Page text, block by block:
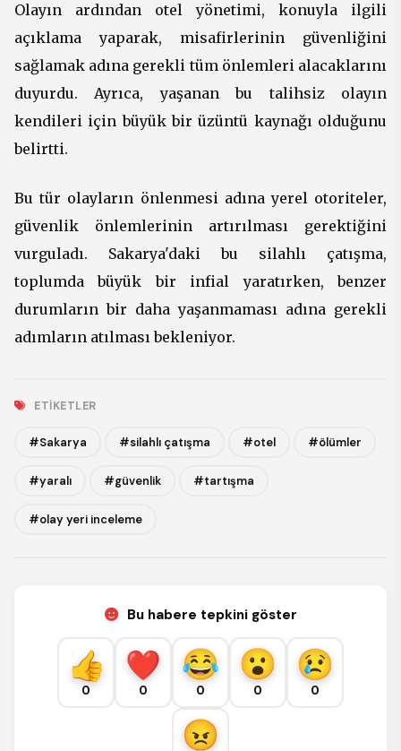
Olayın ardından otel yönetimi, konuyla ilgili
açıklama yaparak, misafirlerinin güvenliğini
sağlamak adına gerekli tüm önlemleri alacaklarını
duyurdu. Ayrıca, yaşanan bu talihsiz olayın
kendileri için büyük bir üzüntü kaynağı olduğunu
belirtti.
Bu tür olayların önlenmesi adına yerel otoriteler,
güvenlik önlemlerinin artırılması gerektiğini
vurguladı. Sakarya'daki bu silahlı çatışma,
toplumda büyük bir infial yaratırken, benzer
durumların bir daha yaşanmaması adına gerekli
adımların atılması bekleniyor.
ETIKETLER
#Sakarya #silahlı çatışma #otel #ölümler
#yaralı #güvenlik #tartışma
#olay yeri inceleme
Bu habere tepkini göster
0 0 0 0 0